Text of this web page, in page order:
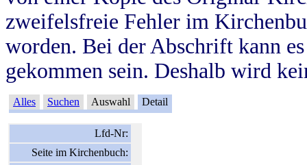
zweifelsfreie Fehler im
worden. Bei der Abschrift kann
gekommen sein. Deshalb wird
Alles Suchen Auswahl Detail
Lfd-Nr:
Seite im Kirchenbuch: